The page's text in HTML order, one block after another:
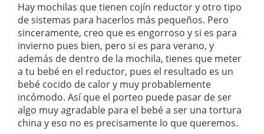
Hay mochilas que tienen cojín reductor y otro tipo
de sistemas para hacerlos más pequeños. Pero
sinceramente, creo que es engorroso y si es para
invierno pues bien, pero si es para verano, y
además de dentro de la mochila, tienes que meter
a tu bebé en el reductor, pues el resultado es un
bebé cocido de calor y muy probablemente
incómodo. Así que el porteo puede pasar de ser
algo muy agradable para el bebé a ser una tortura
china y eso no es precisamente lo que queremos.